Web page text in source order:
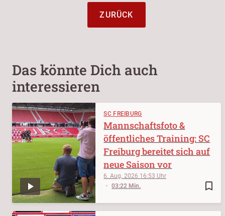
ZURÜCK
Das könnte Dich auch
interessieren
SC FREIBURG
bookmark_border
6. Aug. 2026 16:53
03:22 Min.
Mannschaftsfoto &
öffentliches Training: SC
Freiburg bereitet sich auf
neue Saison vor